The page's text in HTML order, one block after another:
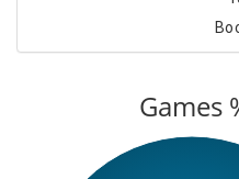
Games